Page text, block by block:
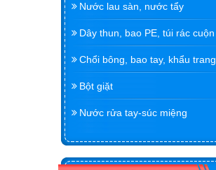
Nước lau sàn, nước tẩy
Dây thun, bao PE, túi rác cuộn
Chổi bông, bao tay, khẩu trang
Bột giặt
Nước rửa tay-súc miệng